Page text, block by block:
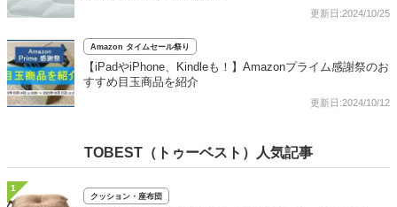
更新日:2024/10/25
Amazon タイムセール祭り
【iPadやiPhone、Kindleも！】Amazonプライム感謝祭のお
すすめ目玉商品を紹介
更新日:2024/10/12
TOBEST（トゥーベスト）人気記事
1
クッション・座布団